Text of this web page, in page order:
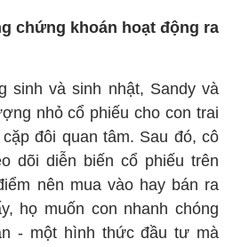
chứng khoán hoạt động ra
sinh và sinh nhật, Sandy và
nhỏ cổ phiếu cho con trai
đôi quan tâm. Sau đó, cô
dõi diễn biến cổ phiếu trên
nên mua vào hay bán ra
họ muốn con nhanh chóng
- một hình thức đầu tư mà